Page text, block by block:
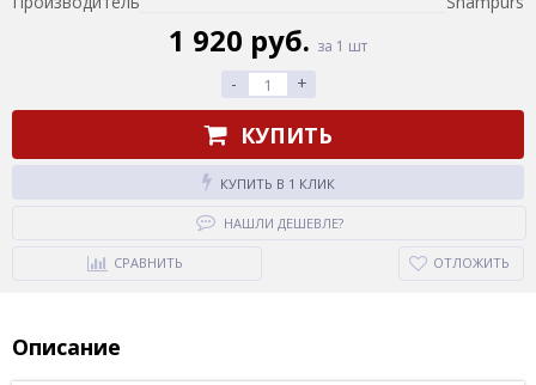
1 920 руб. за 1 шт
- +
КУПИТЬ
КУПИТЬ В 1 КЛИК
НАШЛИ ДЕШЕВЛЕ?
СРАВНИТЬ ОТЛОЖИТЬ
Описание